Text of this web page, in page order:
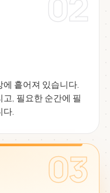
흩어져 있습니다.
, 필요한 순간에 필
.
03